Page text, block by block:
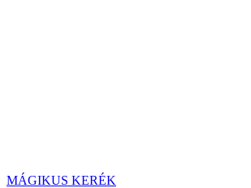
MÁGIKUS KERÉK